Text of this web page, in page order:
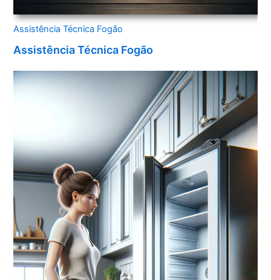
Assistência Técnica Fogão
Assistência Técnica Fogão